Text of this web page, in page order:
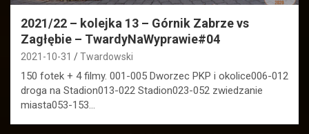
2021/22 – kolejka 13 – Górnik Zabrze vs
Zagłębie – TwardyNaWyprawie#04
2021-10-31 Twardowski
150 fotek + 4 filmy. 001-005 Dworzec PKP i okolice006-012
droga na Stadion013-022 Stadion023-052 zwiedzanie
miasta053-153…